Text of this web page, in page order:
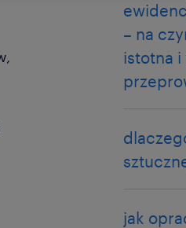
– na
istotna i
jak